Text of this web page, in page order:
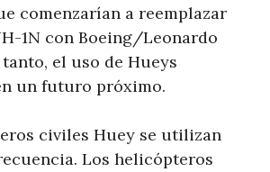
comenzarían a reemplazar
1N con Boeing/Leonardo
el uso de Hueys
un futuro próximo.
civiles Huey se utilizan
Los helicópteros